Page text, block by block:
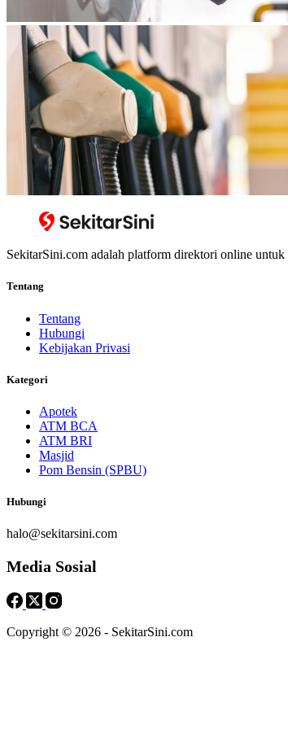
SekitarSini.com adalah platform direktori online
Tentang
Tentang
Hubungi
Kebijakan Privasi
Kategori
Apotek
ATM BCA
ATM BRI
Masjid
Pom Bensin (SPBU)
Hubungi
halo@sekitarsini.com
Media Sosial
Copyright © 2026 - SekitarSini.com